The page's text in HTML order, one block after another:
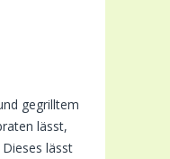
gegrilltem
lässt,
lässt